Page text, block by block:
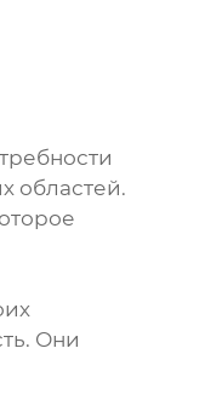
областей.
Они